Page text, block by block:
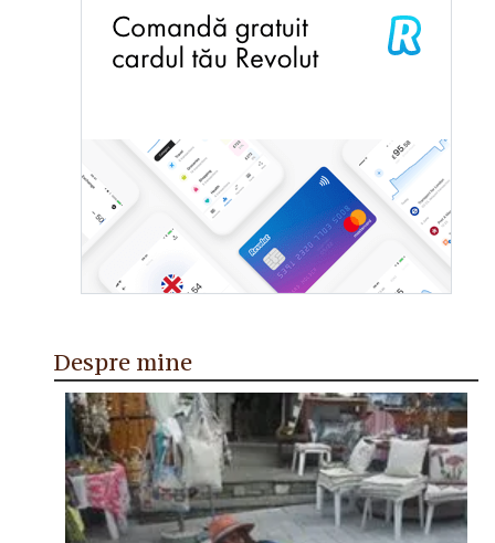
Despre mine